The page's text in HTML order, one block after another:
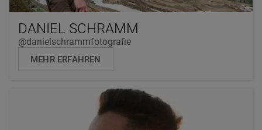
DANIEL SCHRAMM
@danielschrammfotografie
MEHR ERFAHREN